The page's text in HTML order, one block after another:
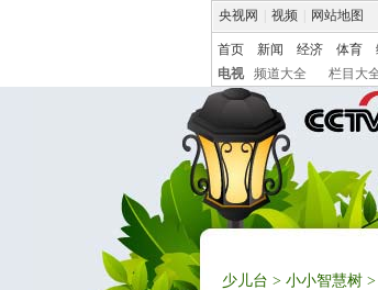
央视网 视频 网站地图
首页 新闻 经济 体育
电视
频道大全 栏目大
少儿台 > 小小智慧树